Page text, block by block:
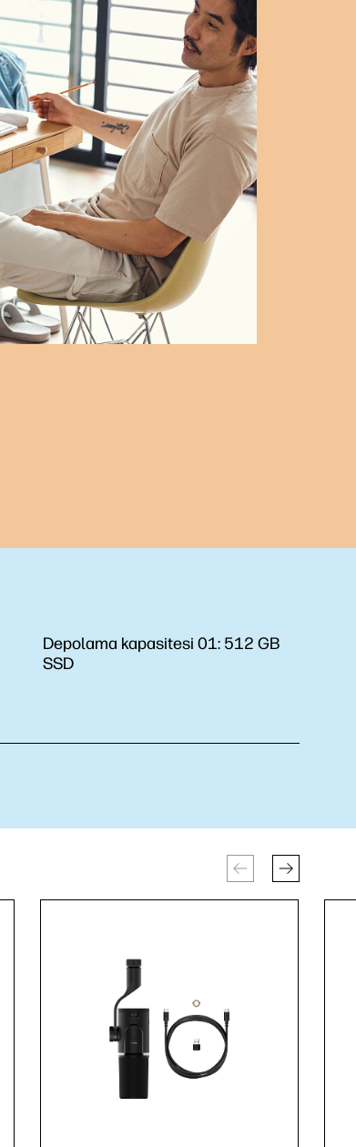
Depolama kapasitesi 01: 512 GB
SSD